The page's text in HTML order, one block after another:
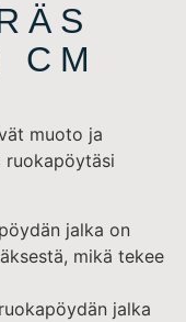
muoto ja
ruokapöytäsi
jalka on
mikä tekee
jalka